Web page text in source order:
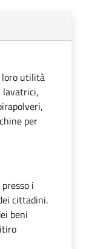
loro utilità
lavatrici,
per
i
cittadini.
beni